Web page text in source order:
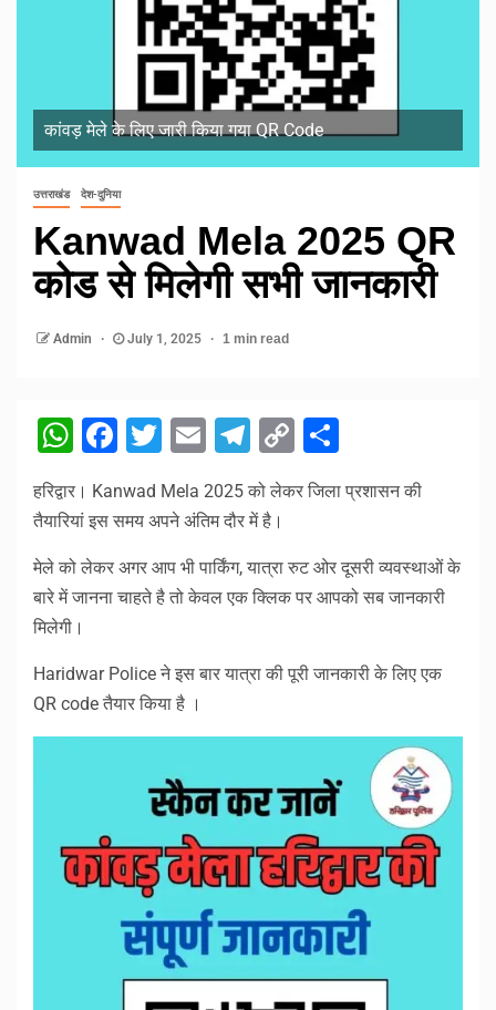
कांवड़ मेले के लिए जारी किया गया QR Code
उत्तराखंड देश-दुनिया
Kanwad Mela 2025 QR
कोड से मिलेगी सभी जानकारी
Admin July 1, 2025 1 min read
WhatsApp
Facebook
Twitter
EmailTelegram
Copy
Link
हरिद्वार। Kanwad Mela 2025 को लेकर जिला प्रशासन की
तैयारियां इस समय अपने अंतिम दौर में है।
मेले को लेकर अगर आप भी पार्किंग, यात्रा रुट ओर दूसरी व्यवस्थाओं के
बारे में जानना चाहते है तो केवल एक क्लिक पर आपको सब जानकारी
मिलेगी।
Haridwar Police ने इस बार यात्रा की पूरी जानकारी के लिए एक
QR code तैयार किया है ।